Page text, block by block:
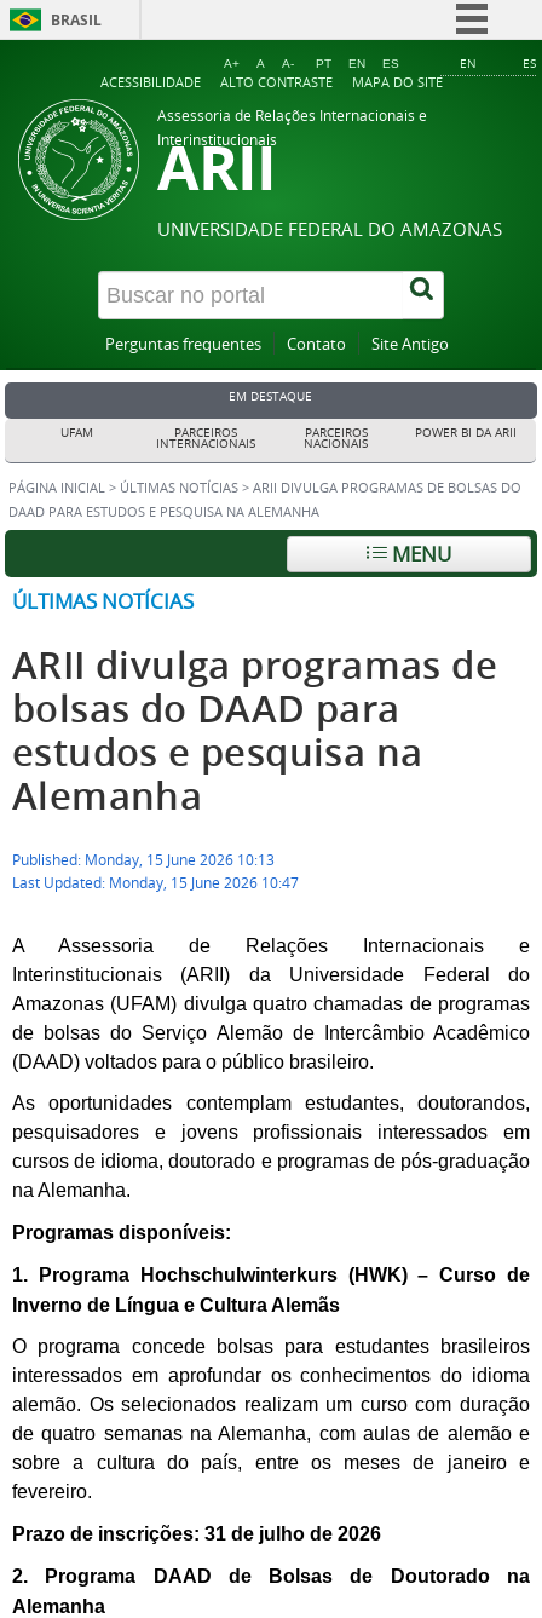
BRASIL
Simplifique!
EN ES
ACESSIBILIDADE ALTO CONTRASTE MAPA DO SITE
A+ A A- PT EN ES
Assessoria de Relações Internacionais e
Interinstitucionais
ARII
UNIVERSIDADE FEDERAL DO AMAZONAS
Perguntas frequentes Contato Site Antigo
EM DESTAQUE
UFAM PARCEIROS
INTERNACIONAIS
PARCEIROS
NACIONAIS
POWER BI DA ARII
PÁGINA INICIAL > ÚLTIMAS NOTÍCIAS > ARII DIVULGA PROGRAMAS DE BOLSAS DO
DAAD PARA ESTUDOS E PESQUISA NA ALEMANHA
MENU
ÚLTIMAS NOTÍCIAS
ARII divulga programas de
bolsas do DAAD para
estudos e pesquisa na
Alemanha
Published: Monday, 15 June 2026 10:13
Last Updated: Monday, 15 June 2026 10:47
A Assessoria de Relações Internacionais e
Interinstitucionais (ARII) da Universidade Federal do
Amazonas (UFAM) divulga quatro chamadas de programas
de bolsas do Serviço Alemão de Intercâmbio Acadêmico
(DAAD) voltados para o público brasileiro.
As oportunidades contemplam estudantes, doutorandos,
pesquisadores e jovens profissionais interessados em
cursos de idioma, doutorado e programas de pós-graduação
na Alemanha.
Programas disponíveis:
1. Programa Hochschulwinterkurs (HWK) – Curso de
Inverno de Língua e Cultura Alemãs
O programa concede bolsas para estudantes brasileiros
interessados em aprofundar os conhecimentos do idioma
alemão. Os selecionados realizam um curso com duração
de quatro semanas na Alemanha, com aulas de alemão e
sobre a cultura do país, entre os meses de janeiro e
fevereiro.
Prazo de inscrições: 31 de julho de 2026
2. Programa DAAD de Bolsas de Doutorado na
Alemanha